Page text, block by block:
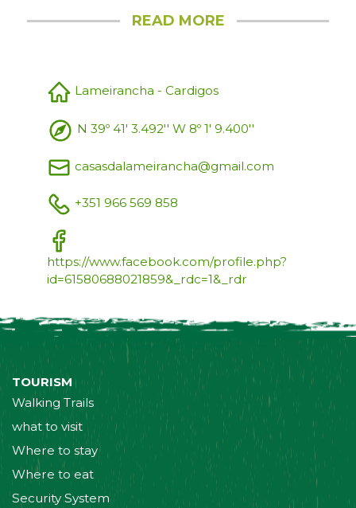
READ MORE
Lameirancha - Cardigos
N 39º 41' 3.492'' W 8º 1' 9.400''
casasdalameirancha@gmail.com
+351 966 569 858
https://www.facebook.com/profile.php?
id=61580688021859&_rdc=1&_rdr
TOURISM
Walking Trails
what to visit
Where to stay
Where to eat
Security System